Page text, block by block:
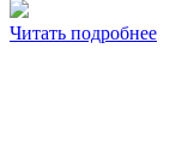
Читать подробнее